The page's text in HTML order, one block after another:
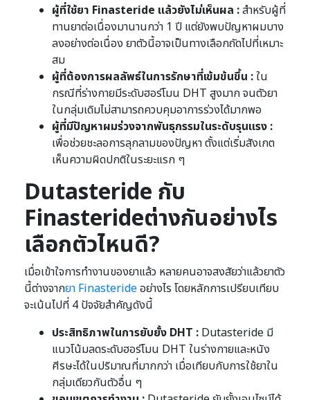
ผู้ที่ใช้ยา Finasteride แล้วยังไม่เห็นผล :สำหรับผู้ที่
ทานยาต่อเนื่องมานานกว่า 1 ปี แต่ยังพบปัญหาผมบาง
ลงอย่างต่อเนื่อง ยาตัวนี้อาจเป็นทางเลือกถัดไปที่เหมาะ
สม
ผู้ที่ต้องการผลลัพธ์ในการรักษาที่เข้มข้นขึ้น :ใน
กรณีที่ร่างกายมีระดับฮอร์โมน DHT สูงมาก จนตัวยา
ในกลุ่มเดิมไม่สามารถควบคุมอาการร่วงได้มากพอ
ผู้ที่มีปัญหาผมร่วงจากพันธุกรรมในระดับรุนแรง :
เพื่อช่วยชะลอการลุกลามของปัญหา ตั้งแต่เริ่มสังเกต
เห็นความผิดปกติในระยะแรก ๆ
Dutasteride กับ
Finasterideต่างกันอย่างไร
เลือกตัวไหนดี?
เมื่อเข้าใจการทำงานของยาแล้ว หลายคนอาจสงสัยว่าแล้วยาตัว
นี้ต่างจากยา Finasterideอย่างไร โดยหลักการเปรียบเทียบ
จะเน้นไปที่ 4 ปัจจัยสำคัญดังนี้
ประสิทธิภาพในการยับยั้ง DHT : Dutasteride มี
แนวโน้มลดระดับฮอร์โมน DHT ในร่างกายและหนัง
ศีรษะได้ในปริมาณที่มากกว่า เมื่อเทียบกับการใช้ยาใน
กลุ่มเดียวกันตัวอื่น ๆ